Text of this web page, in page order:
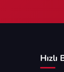
Hızlı